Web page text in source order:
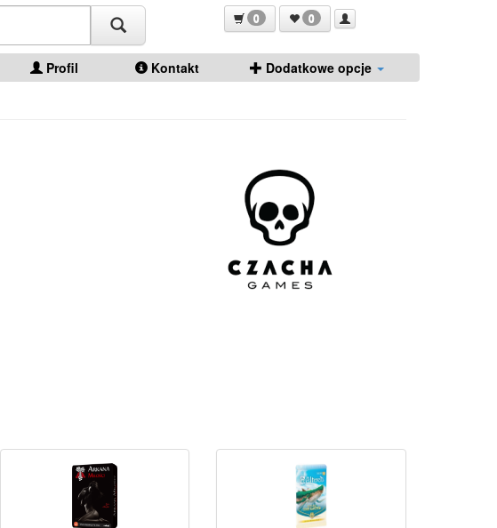
0 0
Profil Kontakt Dodatkowe opcje